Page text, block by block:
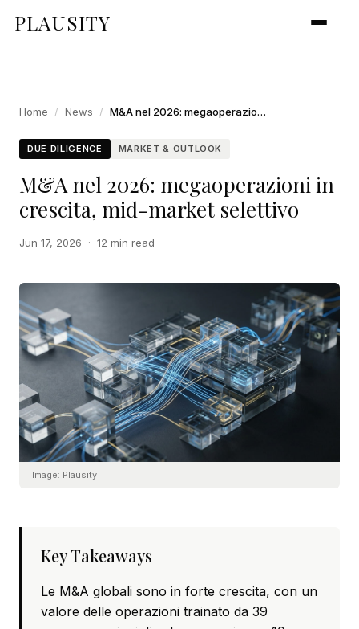
PLAUSITY
Home / News / M&A nel 2026: megaoperazioni in crescita, mid-market selettivo
DUE DILIGENCE MARKET & OUTLOOK
M&A nel 2026: megaoperazioni in
crescita, mid-market selettivo
Jun 17, 2026 · 12 min read
Image: Plausity
Key Takeaways
Le M&A globali sono in forte crescita, con un
valore delle operazioni trainato da 39